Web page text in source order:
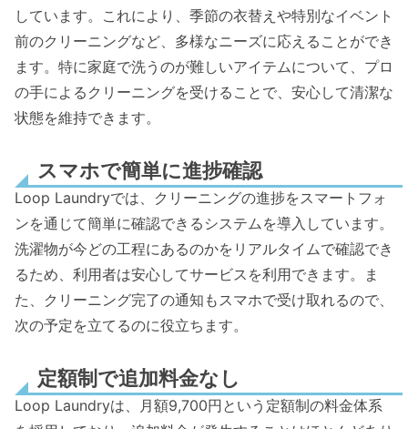
しています。これにより、季節の衣替えや特別なイベント
前のクリーニングなど、多様なニーズに応えることができ
ます。特に家庭で洗うのが難しいアイテムについて、プロ
の手によるクリーニングを受けることで、安心して清潔な
状態を維持できます。
スマホで簡単に進捗確認
Loop Laundryでは、クリーニングの進捗をスマートフォ
ンを通じて簡単に確認できるシステムを導入しています。
洗濯物が今どの工程にあるのかをリアルタイムで確認でき
るため、利用者は安心してサービスを利用できます。ま
た、クリーニング完了の通知もスマホで受け取れるので、
次の予定を立てるのに役立ちます。
定額制で追加料金なし
Loop Laundryは、月額9,700円という定額制の料金体系